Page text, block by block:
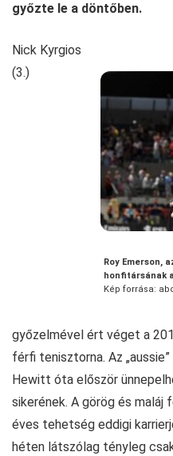
győzte le a döntőben.
Roy Emerson,
honfitársának
Kép forrása:
Nick Kyrgios
(3.)
győzelmével ért véget a
férfi tenisztorna. Az
Hewitt óta először
sikerének. A görög és maláj
éves tehetség eddigi
héten látszólag tényleg